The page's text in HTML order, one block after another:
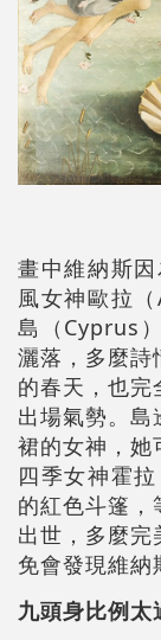
畫中維納斯
風女神歐拉
島（Cyprus
灑落，多麼詩
的春天，也完
出場氣勢。島
裙的女神，她
四季女神霍
的紅色斗篷，
出世，多麼
免會發現維
九頭身比例太